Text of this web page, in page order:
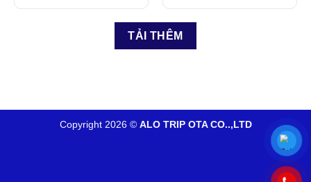
TẢI THÊM
Copyright 2026 © ALO TRIP OTA CO..,LTD